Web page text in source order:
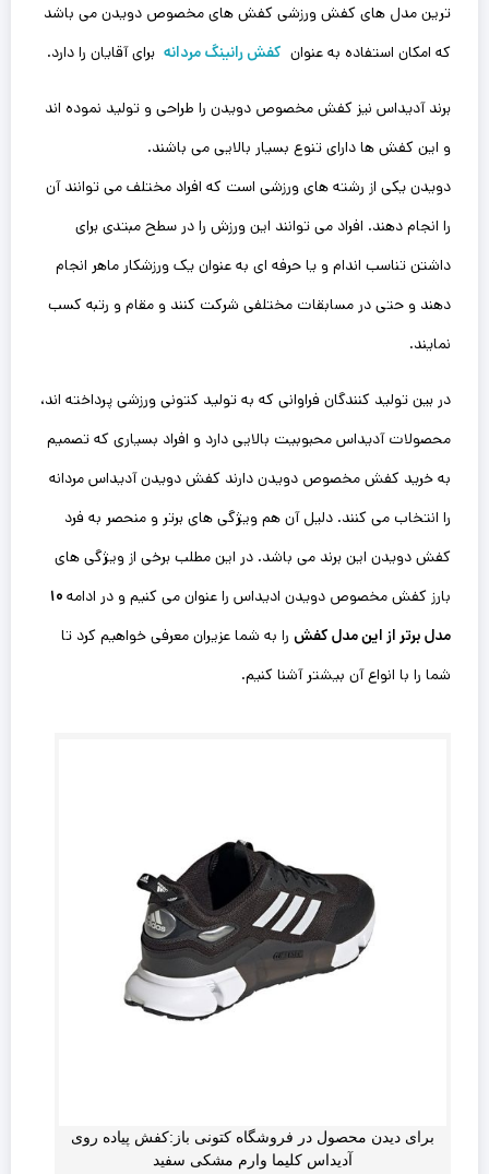
ترین مدل های کفش ورزشی کفش های مخصوص دویدن می باشد
که امکان استفاده به عنوان کفش رانینگ مردانه برای آقایان را دارد.
برند آدیداس نیز کفش مخصوص دویدن را طراحی و تولید نموده اند
و این‌ کفش ها دارای تنوع بسیار بالایی می باشند.
دویدن یکی از رشته های ورزشی است که افراد مختلف می توانند آن
را انجام دهند. افراد می توانند این ورزش را در سطح مبتدی برای
داشتن تناسب اندام و یا حرفه ای به عنوان یک ورزشکار ماهر انجام
دهند و حتی در مسابقات مختلفی شرکت کنند و مقام و رتبه کسب
نمایند.
در بین تولید کنندگان فراوانی که به تولید کتونی ورزشی پرداخته اند،
محصولات آدیداس محبوبیت بالایی دارد و افراد بسیاری که تصمیم
به خرید کفش مخصوص دویدن دارند کفش دویدن آدیداس مردانه
را انتخاب می کنند. دلیل آن هم ویژگی های برتر و منحصر به فرد
کفش دویدن این برند می باشد. در این‌ مطلب برخی از ویژگی های
بارز کفش مخصوص دویدن ادیداس را عنوان ‌می کنیم و در ادامه ۱۰
مدل برتر از این مدل کفش را به شما عزیران معرفی خواهیم کرد تا
شما را با انواع آن بیشتر آشنا کنیم.
برای دیدن محصول در فروشگاه کتونی باز:کفش پیاده روی
آدیداس کلیما وارم مشکی سفید